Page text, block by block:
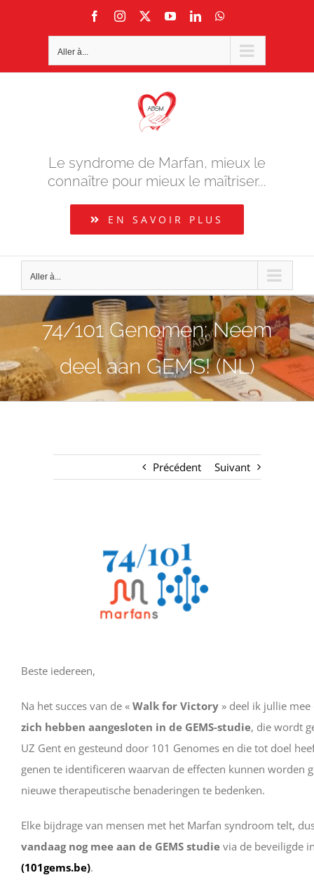
FacebookInstagram YouTubeLinkedIn
Aller à...
Le syndrome de Marfan, mieux le
connaître pour mieux le maîtriser...
EN SAVOIR PLUS
Aller à...
74/101 Genomen: Neem
deel aan GEMS! (NL)
Précédent Suivant
Beste iedereen,
Na het succes van de « Walk for Victory» deel ik jullie
zich hebben aangesloten in de GEMS-studie, die wordt
UZ Gent en gesteund door 101 Genomes en die tot doel
genen te identificeren waarvan de effecten kunnen worden
nieuwe therapeutische benaderingen te bedenken.
Elke bijdrage van mensen met het Marfan syndroom telt,
vandaag nog mee aan de GEMS studievia de beveiligde
(101gems.be).